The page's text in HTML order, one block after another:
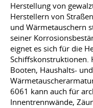
Herstellung von
Herstellern von
und Wärmetauschern
seiner
eignet es sich für die
Schiffskonstruktionen.
Booten, Haushalts-
6061 kann auch für
Innentrennwände,